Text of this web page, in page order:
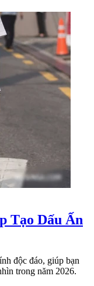
Tạo Dấu Ấn
độc đáo, giúp bạn
trong năm 2026.